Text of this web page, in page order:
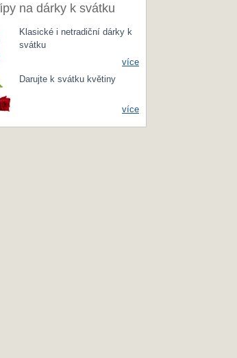
na dárky k svátku
Klasické i netradiční dárky k
svátku
více
Darujte k svátku květiny
více